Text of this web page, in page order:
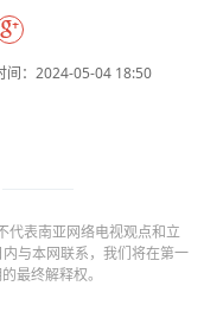
间：2024-05-04 18:50
代表南亚网络电视观点和立
与本网联系，我们将在第一
最终解释权。